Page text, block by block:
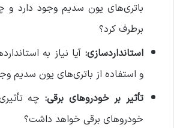
باتری‌های یون سدیم وجود دارد و
برطرف کرد؟
استانداردسازی: آیا نیاز به
و استفاده از باتری‌های یون سدیم
تأثیر بر خودروهای برقی: چه
خودروهای برقی خواهد داشت؟